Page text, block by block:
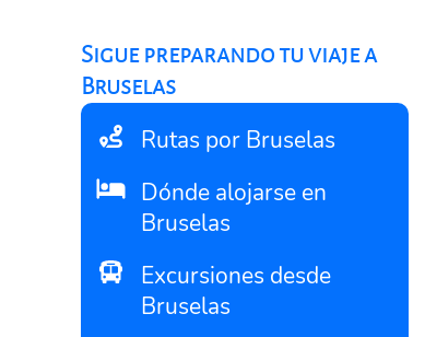
Sigue preparando tu viaje a
Bruselas
Rutas por Bruselas
Dónde alojarse en
Bruselas
Excursiones desde
Bruselas